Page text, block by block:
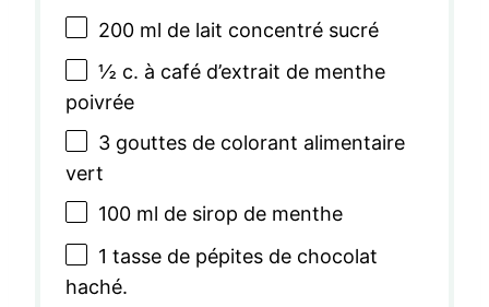
200ml de lait concentré sucré
½ c. à café d’extrait de menthe
poivrée
3gouttes de colorant alimentaire
vert
100ml de sirop de menthe
1 tasse de pépites de chocolat
haché.